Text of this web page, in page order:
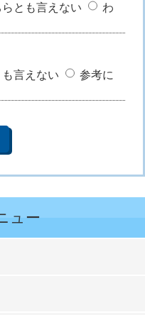
らとも言えない
わ
言えない
参考に
ュー